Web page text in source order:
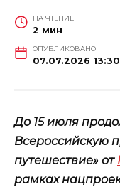
НА ЧТЕНИЕ
2 мин
ОПУБЛИКОВАНО
07.07.2026 13:30
До 15 июля
Всероссийскую
путешествие» от
рамках